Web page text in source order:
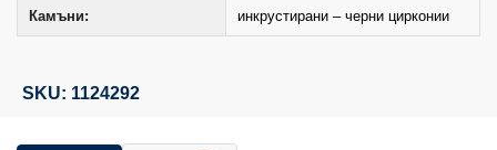
Камъни: инкрустирани – черни цирконии
SKU: 1124292